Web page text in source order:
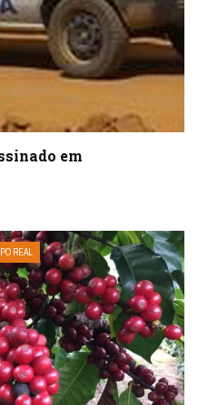
em
REAL